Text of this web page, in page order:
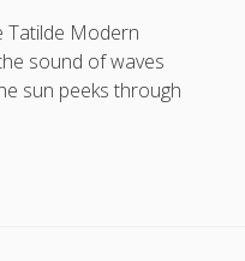
Tatilde Modern
sound of waves
sun peeks through